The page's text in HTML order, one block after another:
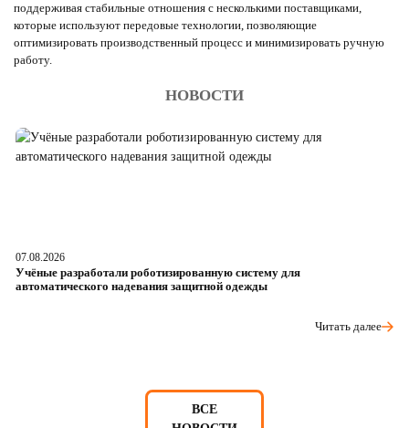
поддерживая стабильные отношения с несколькими поставщиками,
которые используют передовые технологии, позволяющие
оптимизировать производственный процесс и минимизировать ручную
работу.
НОВОСТИ
07.08.2026
Учёные разработали роботизированную систему для
автоматического надевания защитной одежды
Читать далее
ВСЕ